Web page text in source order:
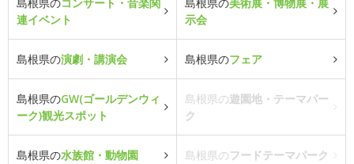
連イベント
示会
島根県の演劇・講演会 島根県のフェア
島根県のGW(ゴールデンウィ
ーク)観光スポット
島根県の遊園地・テーマパー
ク
島根県の水族館・動物園 島根県のフードテーマパーク